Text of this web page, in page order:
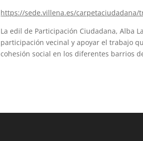
https://sede.villena.es/carpetaciudadana/
La edil de Participación Ciudadana, Alba
participación vecinal y apoyar el trabajo
cohesión social en los diferentes barrios